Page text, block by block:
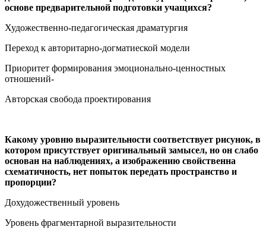
основе предварительной подготовки учащихся?
Художественно-педагогическая драматургия
Переход к авторитарно-догматиеской модели
Приоритет формирования эмоционально-ценностных
отношений-
Авторская свобода проектирования
Какому уровню выразительности соответствует рисунок, в
котором присутствует оригинальный замысел, но он слабо
основан на наблюдениях, а изображению свойственна
схематичность, нет попыток передать пространство и
пропорции?
Дохудожественный уровень
Уровень фрагментарной выразительности